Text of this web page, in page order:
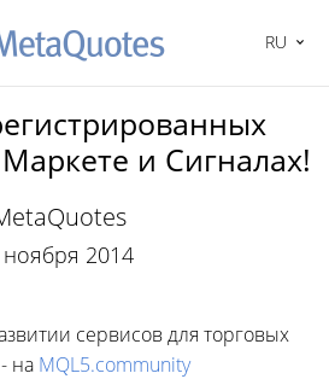
RU
и Сигналах!
2014
сервисов для торговых
на MQL5.community